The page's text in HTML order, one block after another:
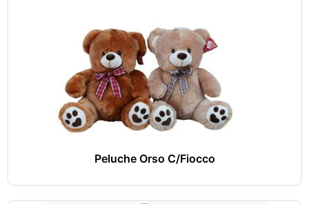
Peluche Orso C/Fiocco